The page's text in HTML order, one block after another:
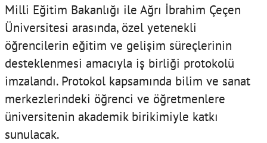
Milli Eğitim Bakanlığı ile Ağrı İbrahim Çeçen
Üniversitesi arasında, özel yetenekli
öğrencilerin eğitim ve gelişim süreçlerinin
desteklenmesi amacıyla iş birliği protokolü
imzalandı. Protokol kapsamında bilim ve sanat
merkezlerindeki öğrenci ve öğretmenlere
üniversitenin akademik birikimiyle katkı
sunulacak.